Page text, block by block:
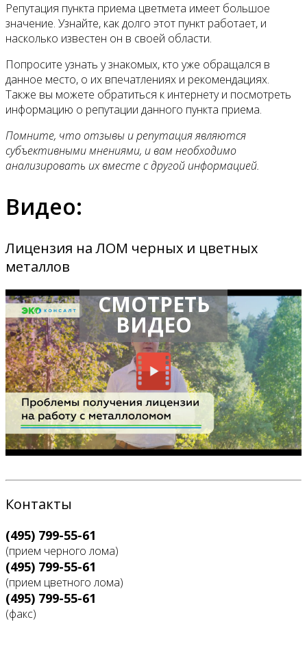
Репутация пункта приема цветмета имеет большое
значение. Узнайте, как долго этот пункт работает, и
насколько известен он в своей области.
Попросите узнать у знакомых, кто уже обращался в
данное место, о их впечатлениях и рекомендациях.
Также вы можете обратиться к интернету и посмотреть
информацию о репутации данного пункта приема.
Помните, что отзывы и репутация являются
субъективными мнениями, и вам необходимо
анализировать их вместе с другой информацией.
Видео:
Лицензия на ЛОМ черных и цветных
металлов
СМОТРЕТЬ
ВИДЕО
Контакты
(495) 799-55-61
(прием черного лома)
(495) 799-55-61
(прием цветного лома)
(495) 799-55-61
(факс)